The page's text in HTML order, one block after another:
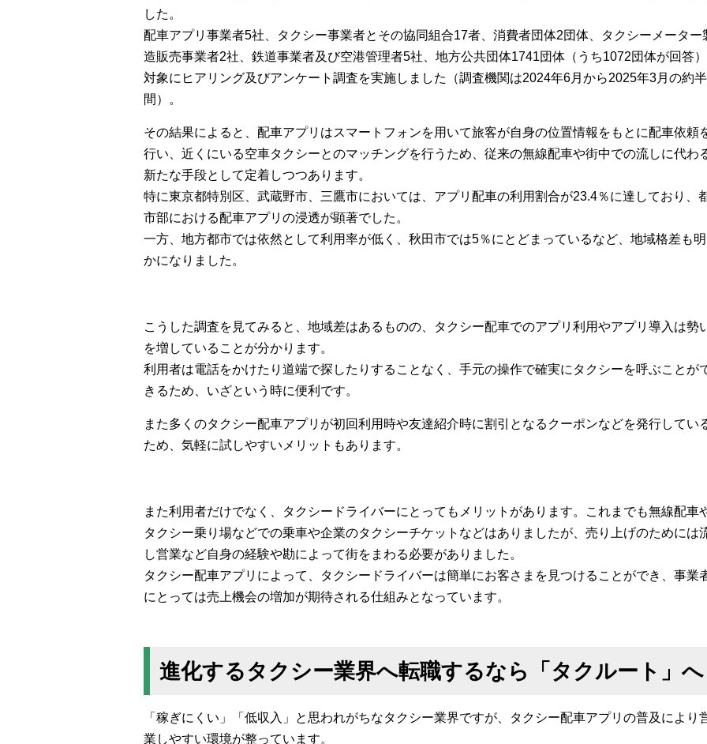
した。
配車アプリ事業者5社、タクシー事業者とその協同組合17者、消費者団体2団体、タクシーメーター
造販売事業者2社、鉄道事業者及び空港管理者5社、地方公共団体1741団体（うち1072団体が回答
対象にヒアリング及びアンケート調査を実施しました（調査機関は2024年6月から2025年3月の約
間）。
その結果によると、配車アプリはスマートフォンを用いて旅客が自身の位置情報をもとに配車依頼
行い、近くにいる空車タクシーとのマッチングを行うため、従来の無線配車や街中での流しに代わ
新たな手段として定着しつつあります。
特に東京都特別区、武蔵野市、三鷹市においては、アプリ配車の利用割合が23.4％に達しており、
市部における配車アプリの浸透が顕著でした。
一方、地方都市では依然として利用率が低く、秋田市では5％にとどまっているなど、地域格差も
かになりました。
こうした調査を見てみると、地域差はあるものの、タクシー配車でのアプリ利用やアプリ導入は勢
を増していることが分かります。
利用者は電話をかけたり道端で探したりすることなく、手元の操作で確実にタクシーを呼ぶことが
きるため、いざという時に便利です。
また多くのタクシー配車アプリが初回利用時や友達紹介時に割引となるクーポンなどを発行してい
ため、気軽に試しやすいメリットもあります。
また利用者だけでなく、タクシードライバーにとってもメリットがあります。これまでも無線配車
タクシー乗り場などでの乗車や企業のタクシーチケットなどはありましたが、売り上げのためには
し営業など自身の経験や勘によって街をまわる必要がありました。
タクシー配車アプリによって、タクシードライバーは簡単にお客さまを見つけることができ、事業
にとっては売上機会の増加が期待される仕組みとなっています。
進化するタクシー業界へ転職するなら「タクルート」へ
「稼ぎにくい」「低収入」と思われがちなタクシー業界ですが、タクシー配車アプリの普及により
業しやすい環境が整っています。